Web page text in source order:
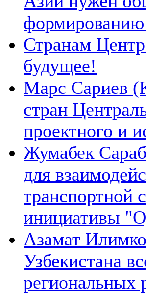
Странам
будущее!
Марс Сариев
стран
проектного и
Жумабек
для
транспортной
инициативы
Азамат
Узбекистана
региональных